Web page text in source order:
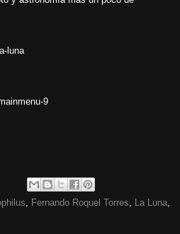
luna
9
, Fernando Roquel Torres, La Luna,